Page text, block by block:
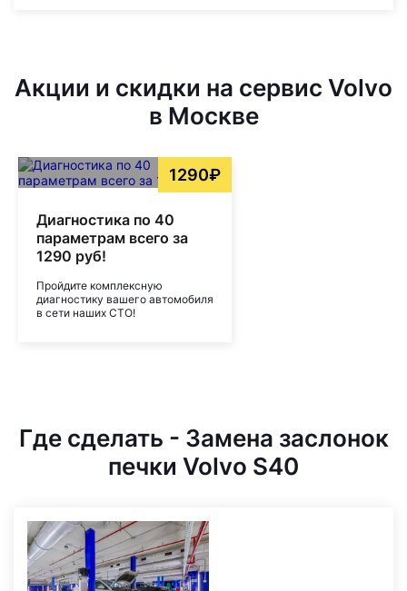
Акции и скидки на сервис Volvo
в Москве
1290₽
Диагностика по 40
параметрам всего за
1290 руб!
Пройдите комплексную
диагностику вашего автомобиля
в сети наших СТО!
Где сделать - Замена заслонок
печки Volvo S40